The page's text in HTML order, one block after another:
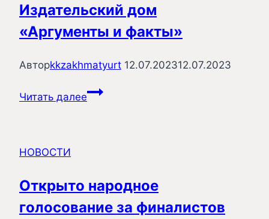
Издательский дом
«Аргументы и факты»
Авторkkzakhmatyurt 12.07.202312.07.2023
Читать далееИздательский
НОВОСТИ
Открыто народное
голосование за финалистов